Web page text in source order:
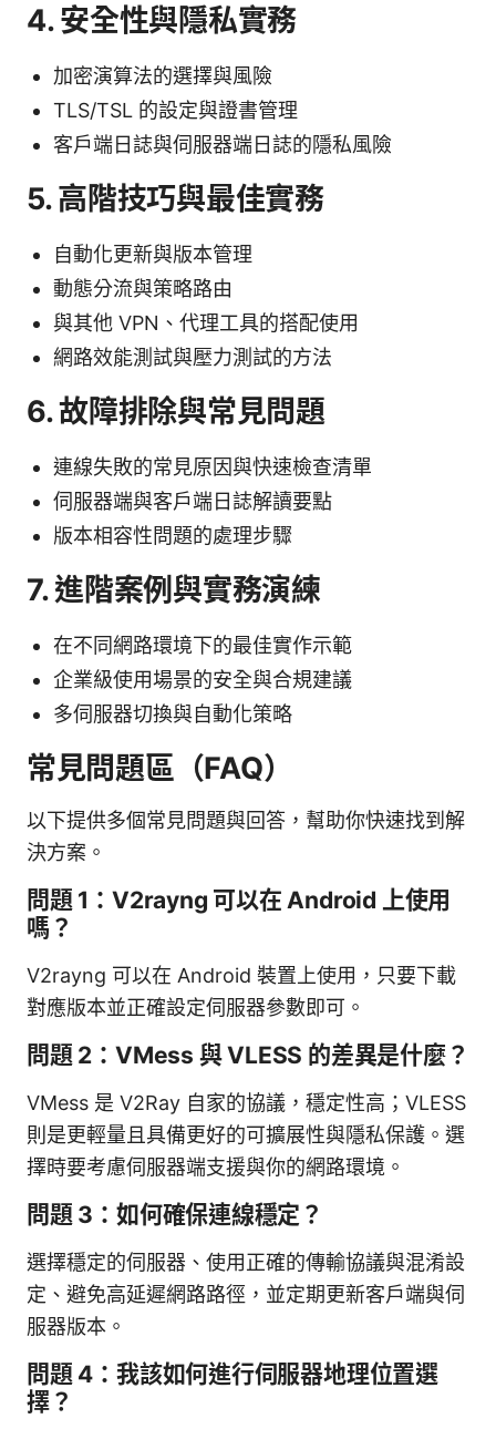
4. 安全性與隱私實務
加密演算法的選擇與風險
TLS/TSL 的設定與證書管理
客戶端日誌與伺服器端日誌的隱私風險
5. 高階技巧與最佳實務
自動化更新與版本管理
動態分流與策略路由
與其他 VPN、代理工具的搭配使用
網路效能測試與壓力測試的方法
6. 故障排除與常見問題
連線失敗的常見原因與快速檢查清單
伺服器端與客戶端日誌解讀要點
版本相容性問題的處理步驟
7. 進階案例與實務演練
在不同網路環境下的最佳實作示範
企業級使用場景的安全與合規建議
多伺服器切換與自動化策略
常見問題區（FAQ）
以下提供多個常見問題與回答，幫助你快速找到解
決方案。
問題 1：V2rayng 可以在 Android 上使用
嗎？
V2rayng 可以在 Android 裝置上使用，只要下載
對應版本並正確設定伺服器參數即可。
問題 2：VMess 與 VLESS 的差異是什麼？
VMess 是 V2Ray 自家的協議，穩定性高；VLESS
則是更輕量且具備更好的可擴展性與隱私保護。選
擇時要考慮伺服器端支援與你的網路環境。
問題 3：如何確保連線穩定？
選擇穩定的伺服器、使用正確的傳輸協議與混淆設
定、避免高延遲網路路徑，並定期更新客戶端與伺
服器版本。
問題 4：我該如何進行伺服器地理位置選
擇？